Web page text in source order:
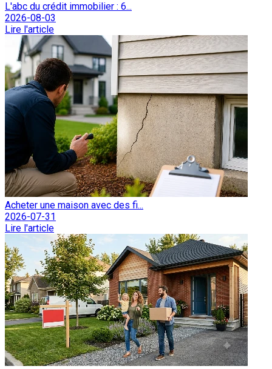
L'abc du crédit immobilier : 6...
2026-08-03
Lire l'article
Acheter une maison avec des fi...
2026-07-31
Lire l'article